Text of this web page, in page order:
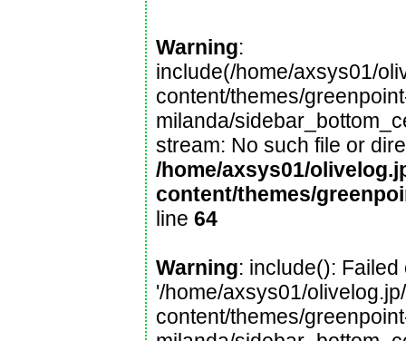
Warning:
include(/home/axsys01/
content/themes/
milanda/
stream: No such file or
/home/axsys01/
content/themes/
line 64
Warning: include(): Failed
'/home/axsys01/
content/themes/